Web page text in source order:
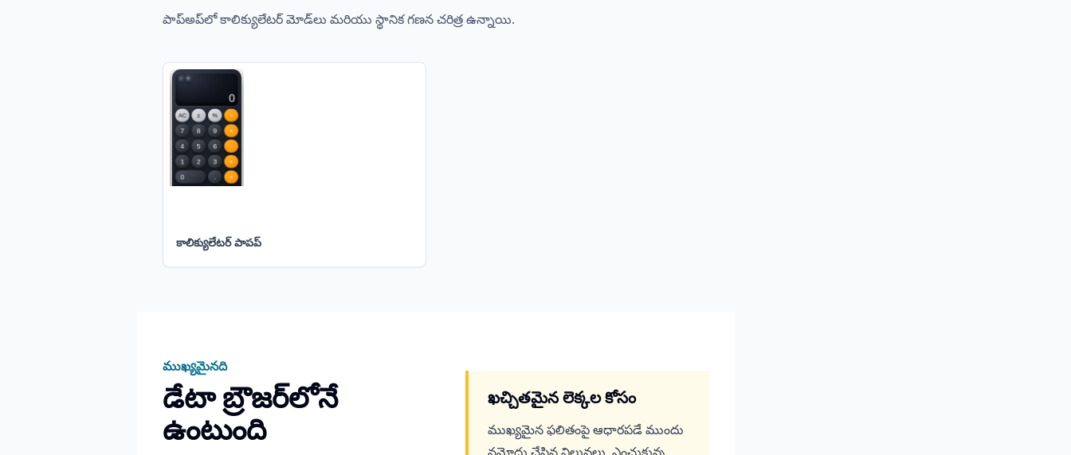
పాప్‌అప్‌లో కాలిక్యులేటర్ మోడ్‌లు మరియు స్థానిక గణన చరిత్ర ఉన్నాయి.
కాలిక్యులేటర్ పాపప్
ముఖ్యమైనది
డేటా బ్రౌజర్‌లోనే
ఉంటుంది
ఖచ్చితమైన లెక్కల కోసం
ముఖ్యమైన ఫలితంపై ఆధారపడే ముందు